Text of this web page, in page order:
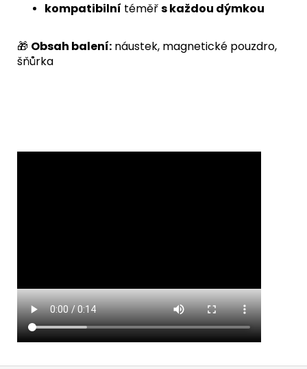
kompatibilní téměřs každou dýmkou
🎁 Obsah balení: náustek, magnetické pouzdro,
šňůrka